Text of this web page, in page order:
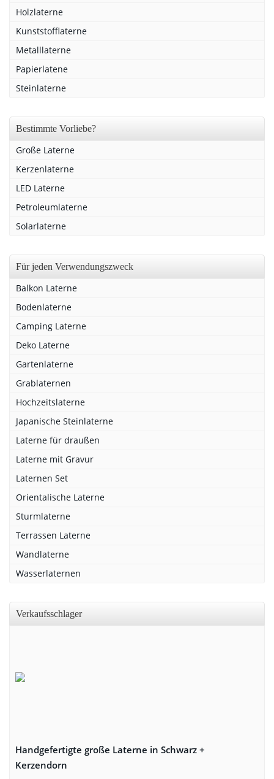
Holzlaterne
Kunststofflaterne
Metalllaterne
Papierlatene
Steinlaterne
Bestimmte Vorliebe?
Große Laterne
Kerzenlaterne
LED Laterne
Petroleumlaterne
Solarlaterne
Für jeden Verwendungszweck
Balkon Laterne
Bodenlaterne
Camping Laterne
Deko Laterne
Gartenlaterne
Grablaternen
Hochzeitslaterne
Japanische Steinlaterne
Laterne für draußen
Laterne mit Gravur
Laternen Set
Orientalische Laterne
Sturmlaterne
Terrassen Laterne
Wandlaterne
Wasserlaternen
Verkaufsschlager
Handgefertigte große Laterne in Schwarz +
Kerzendorn